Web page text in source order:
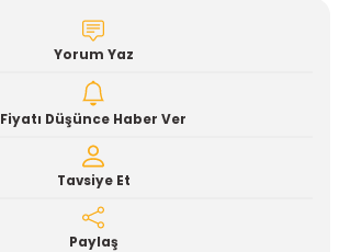
Yorum Yaz
Fiyatı Düşünce Haber Ver
Tavsiye Et
Paylaş